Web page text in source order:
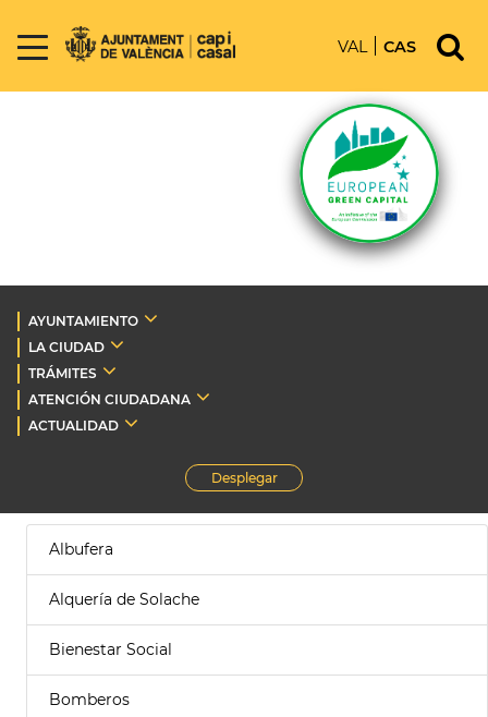
VAL CAS
AYUNTAMIENTO
LA CIUDAD
TRÁMITES
ATENCIÓN CIUDADANA
ACTUALIDAD
Desplegar
Albufera
Alquería de Solache
Bienestar Social
Bomberos